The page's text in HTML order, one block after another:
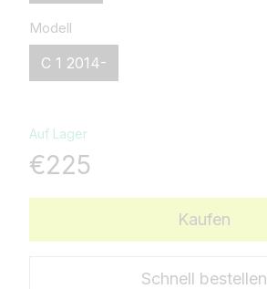
Modell
C 1 2014-
Auf Lager
€225
Kaufen
Schnell bestellen